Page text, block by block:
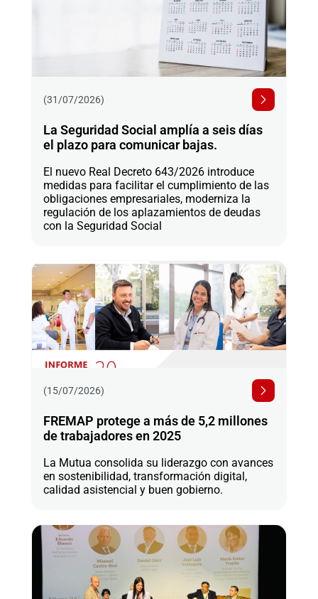
(31/07/2026)
La Seguridad Social amplía a seis días
el plazo para comunicar bajas.
El nuevo Real Decreto 643/2026 introduce
medidas para facilitar el cumplimiento de las
obligaciones empresariales, moderniza la
regulación de los aplazamientos de deudas
con la Seguridad Social
(15/07/2026)
FREMAP protege a más de 5,2 millones
de trabajadores en 2025
La Mutua consolida su liderazgo con avances
en sostenibilidad, transformación digital,
calidad asistencial y buen gobierno.